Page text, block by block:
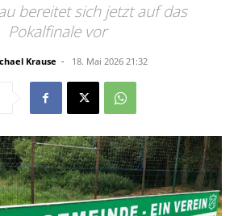
bereitet sich jetzt auf das
Pokalfinale vor
Krause - 18. Mai 2026 21:32